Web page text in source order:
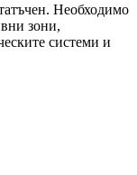
Необходимо
зони,
системи и